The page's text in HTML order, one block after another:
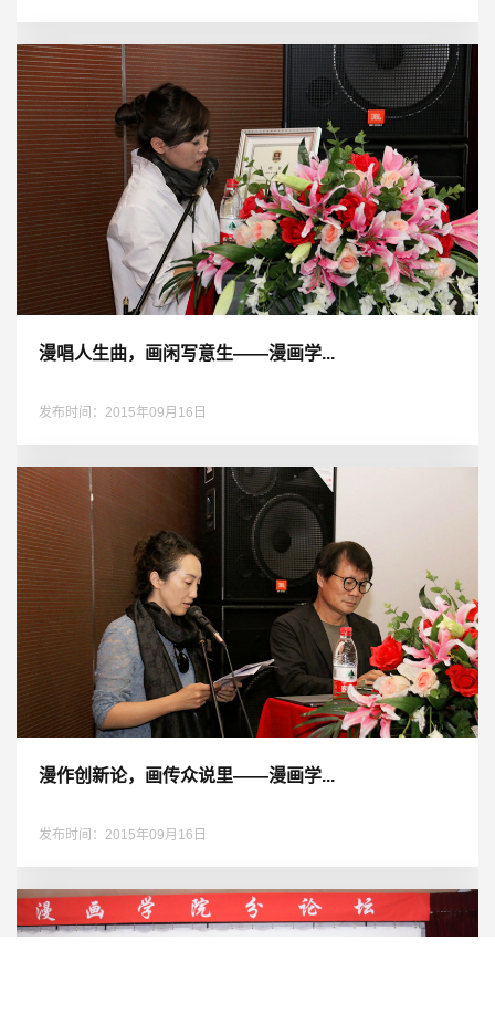
漫唱人生曲，画闲写意生——漫画学...
发布时间：2015年09月16日
漫作创新论，画传众说里——漫画学...
发布时间：2015年09月16日